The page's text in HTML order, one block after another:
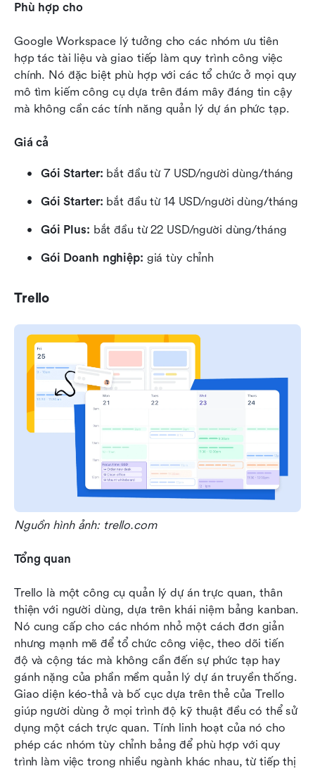
Phù hợp cho
Google Workspace lý tưởng cho các nhóm ưu tiên
hợp tác tài liệu và giao tiếp làm quy trình công việc
chính. Nó đặc biệt phù hợp với các tổ chức ở mọi quy
mô tìm kiếm công cụ dựa trên đám mây đáng tin cậy
mà không cần các tính năng quản lý dự án phức tạp.
Giá cả
Gói Starter: bắt đầu từ 7 USD/người dùng/tháng
Gói Starter: bắt đầu từ 14 USD/người dùng/tháng
Gói Plus: bắt đầu từ 22 USD/người dùng/tháng
Gói Doanh nghiệp: giá tùy chỉnh
Trello
Nguồn hình ảnh: trello.com
Tổng quan
Trello là một công cụ quản lý dự án trực quan, thân
thiện với người dùng, dựa trên khái niệm bảng kanban.
Nó cung cấp cho các nhóm nhỏ một cách đơn giản
nhưng mạnh mẽ để tổ chức công việc, theo dõi tiến
độ và cộng tác mà không cần đến sự phức tạp hay
gánh nặng của phần mềm quản lý dự án truyền thống.
Giao diện kéo-thả và bố cục dựa trên thẻ của Trello
giúp người dùng ở mọi trình độ kỹ thuật đều có thể sử
dụng một cách trực quan. Tính linh hoạt của nó cho
phép các nhóm tùy chỉnh bảng để phù hợp với quy
trình làm việc trong nhiều ngành khác nhau, từ tiếp thị